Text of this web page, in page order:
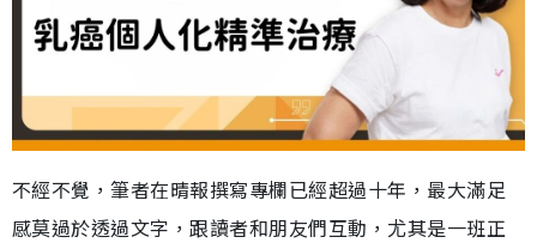
不經不覺，筆者在晴報撰寫專欄已經超過十年，最大滿足
感莫過於透過文字，跟讀者和朋友們互動，尤其是一班正